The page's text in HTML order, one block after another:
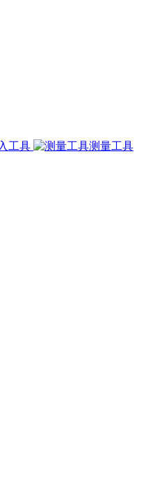
工具 测量工具